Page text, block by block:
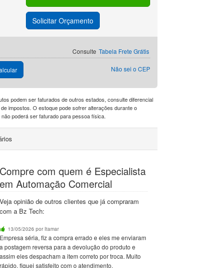
Solicitar Orçamento
Consulte Tabela Frete Grátis
Não sei o CEP
podem ser faturados de outros estados, consulte diferencial
impostos. O estoque pode sofrer alterações durante o
poderá ser faturado para pessoa física.
Compre com quem é Especialista
em Automação Comercial
Veja opinião de outros clientes que já compraram
com a Bz Tech:
13/05/2026 por Itamar
Empresa séria, fiz a compra errado e eles me enviaram
a postagem reversa para a devolução do produto e
assim eles despacham a item correto por troca. Muito
rápido, fiquei satisfeito com o atendimento.